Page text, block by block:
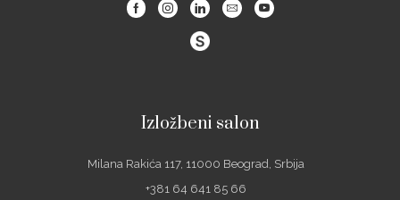
FacebookInstagramLinkedinEmail Youtube
Izložbeni salon
Milana Rakića 117, 11000 Beograd, Srbija
+381 64 641 85 66